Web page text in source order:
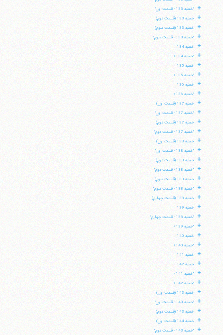
+ "خطبه 133 - قسمت اول"
+ خطبه 133 (قسمت دوم)
+ خطبه 133 (قسمت سوم)
+ "خطبه 133 - قسمت سوم"
+ خطبه 134
+ "خطبه 134»
+ خطبه 135
+ "خطبه 135»
+ خطبه 136
+ "خطبه 136»
+ خطبه 137 (قسمت اول)
+ "خطبه 137 - قسمت اول"
+ خطبه 137 (قسمت دوم)
+ "خطبه 137 - قسمت دوم"
+ خطبه 138 (قسمت اول)
+ "خطبه 138 - قسمت اول"
+ خطبه 138 (قسمت دوم)
+ "خطبه 138 - قسمت دوم"
+ خطبه 138 (قسمت سوم)
+ "خطبه 138 - قسمت سوم"
+ خطبه 138 (قسمت چهارم)
+ خطبه 139
+ "خطبه 138 - قسمت چهارم"
+ "خطبه 139»
+ خطبه 140
+ "خطبه 140»
+ خطبه 141
+ خطبه 142
+ "خطبه 141»
+ "خطبه 142»
+ خطبه 143 (قسمت اول)
+ "خطبه 143 - قسمت اول"
+ خطبه 143 (قسمت دوم)
+ خطبه 144 (قسمت اول)
+ "خطبه 143 - قسمت دوم"